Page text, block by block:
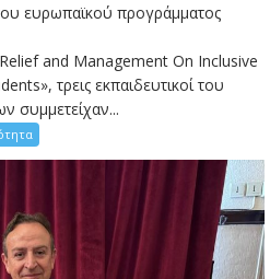
ευρωπαϊκού προγράμματος
Relief and Management On Inclusive
τρεις εκπαιδευτικοί του
συμμετείχαν...